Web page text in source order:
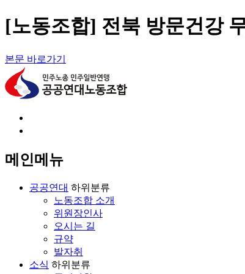
[노동조합] 전북 방문건강
본문 바로가기
메인메뉴
공공연대 하위분류
노동조합 소개
위원장인사
오시는 길
규약
발자취
소식 하위분류